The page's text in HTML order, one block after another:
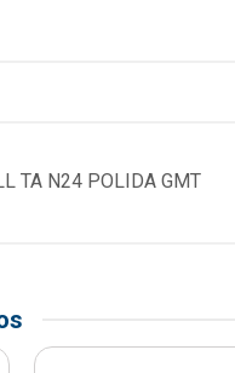
TA N24 POLIDA GMT